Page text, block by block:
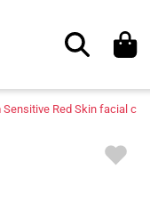
Sensitive Red Skin facial